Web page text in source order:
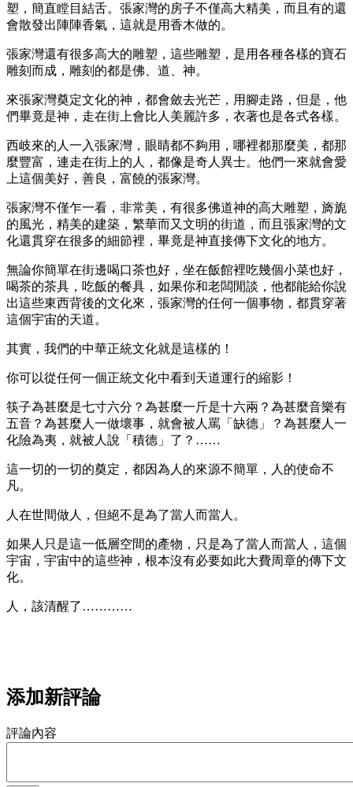
塑，簡直瞠目結舌。張家灣的房子不僅高大精美，而且有的還
會散發出陣陣香氣，這就是用香木做的。
張家灣還有很多高大的雕塑，這些雕塑，是用各種各樣的寶石
雕刻而成，雕刻的都是佛、道、神。
來張家灣奠定文化的神，都會斂去光芒，用腳走路，但是，他
們畢竟是神，走在街上會比人美麗許多，衣著也是各式各樣。
西岐來的人一入張家灣，眼睛都不夠用，哪裡都那麼美，都那
麼豐富，連走在街上的人，都像是奇人異士。他們一來就會愛
上這個美好，善良，富饒的張家灣。
張家灣不僅乍一看，非常美，有很多佛道神的高大雕塑，旖旎
的風光，精美的建築，繁華而又文明的街道，而且張家灣的文
化還貫穿在很多的細節裡，畢竟是神直接傳下文化的地方。
無論你簡單在街邊喝口茶也好，坐在飯館裡吃幾個小菜也好，
喝茶的茶具，吃飯的餐具，如果你和老闆閒談，他都能給你說
出這些東西背後的文化來，張家灣的任何一個事物，都貫穿著
這個宇宙的天道。
其實，我們的中華正統文化就是這樣的！
你可以從任何一個正統文化中看到天道運行的縮影！
筷子為甚麼是七寸六分？為甚麼一斤是十六兩？為甚麼音樂有
五音？為甚麼人一做壞事，就會被人罵「缺德」？為甚麼人一
化險為夷，就被人說「積德」了？……
這一切的一切的奠定，都因為人的來源不簡單，人的使命不
凡。
人在世間做人，但絕不是為了當人而當人。
如果人只是這一低層空間的產物，只是為了當人而當人，這個
宇宙，宇宙中的這些神，根本沒有必要如此大費周章的傳下文
化。
人，該清醒了…………
添加新評論
評論內容